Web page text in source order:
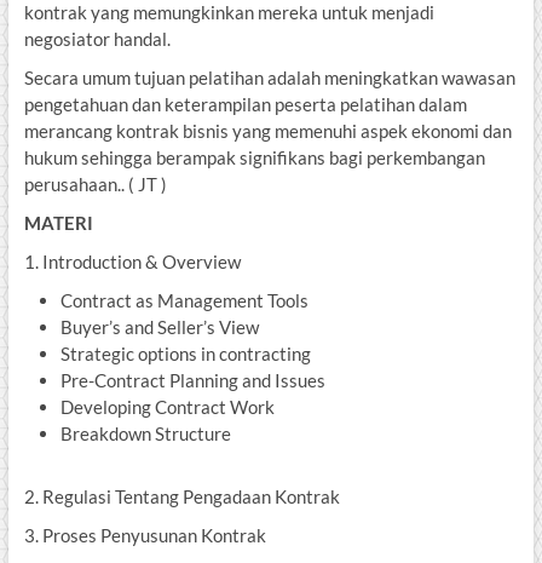
kontrak yang memungkinkan mereka untuk menjadi
negosiator handal.
Secara umum tujuan pelatihan adalah meningkatkan wawasan
pengetahuan dan keterampilan peserta pelatihan dalam
merancang kontrak bisnis yang memenuhi aspek ekonomi dan
hukum sehingga berampak signifikans bagi perkembangan
perusahaan.. ( JT )
MATERI
1. Introduction & Overview
Contract as Management Tools
Buyer’s and Seller’s View
Strategic options in contracting
Pre-Contract Planning and Issues
Developing Contract Work
Breakdown Structure
2. Regulasi Tentang Pengadaan Kontrak
3. Proses Penyusunan Kontrak